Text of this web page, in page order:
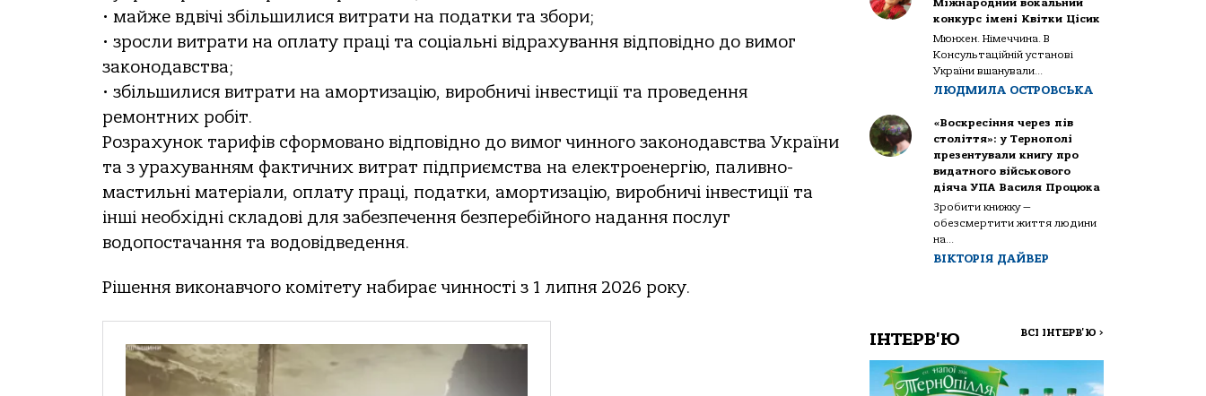
• майже вдвічі збільшилися витрати на податки та збори;
• зросли витрати на оплату праці та соціальні відрахування відповідно до вимог
законодавства;
• збільшилися витрати на амортизацію, виробничі інвестиції та проведення
ремонтних робіт.
Розрахунок тарифів сформовано відповідно до вимог чинного законодавства України
та з урахуванням фактичних витрат підприємства на електроенергію, паливно-
мастильні матеріали, оплату праці, податки, амортизацію, виробничі інвестиції та
інші необхідні складові для забезпечення безперебійного надання послуг
водопостачання та водовідведення.
Рішення виконавчого комітету набирає чинності з 1 липня 2026 року.
конкурс імені Квітки Цісик
Мюнхен. Німеччина. В
Консультаційній установі
України вшанували...
ЛЮДМИЛА ОСТРОВСЬКА
«Воскресіння через пів
століття»: у Тернополі
презентували книгу про
видатного військового
діяча УПА Василя Процюка
Зробити книжку —
обезсмертити життя людини
на...
ВІКТОРІЯ ДАЙВЕР
ІНТЕРВ'Ю ВСІ ІНТЕРВ'Ю >